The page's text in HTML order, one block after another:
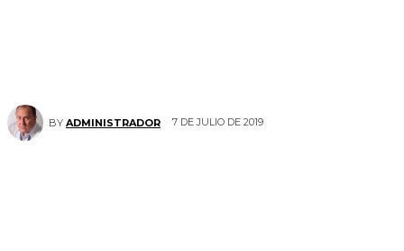
BY ADMINISTRADOR 7 DE JULIO DE 2019